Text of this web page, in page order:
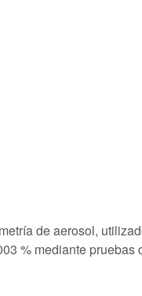
de aerosol,
% mediante pruebas